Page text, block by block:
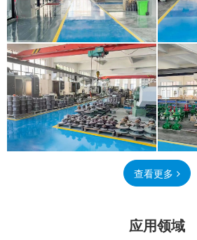
查看更多
应用领域